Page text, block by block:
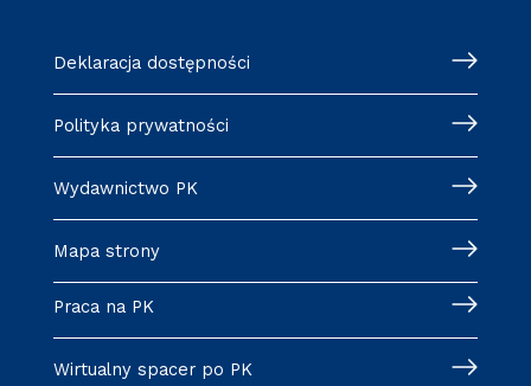
Deklaracja dostępności
Polityka prywatności
Wydawnictwo PK
Mapa strony
Praca na PK
Wirtualny spacer po PK